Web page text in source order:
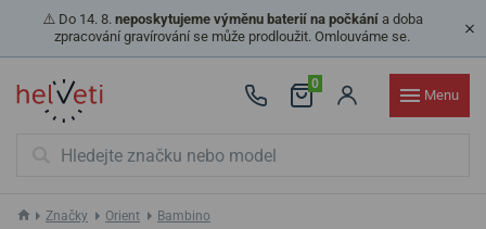
⚠️ Do 14. 8. neposkytujeme výměnu baterií na počkánía doba
zpracování gravírování se může prodloužit. Omlouváme se.
0
Menu
Značky Orient Bambino